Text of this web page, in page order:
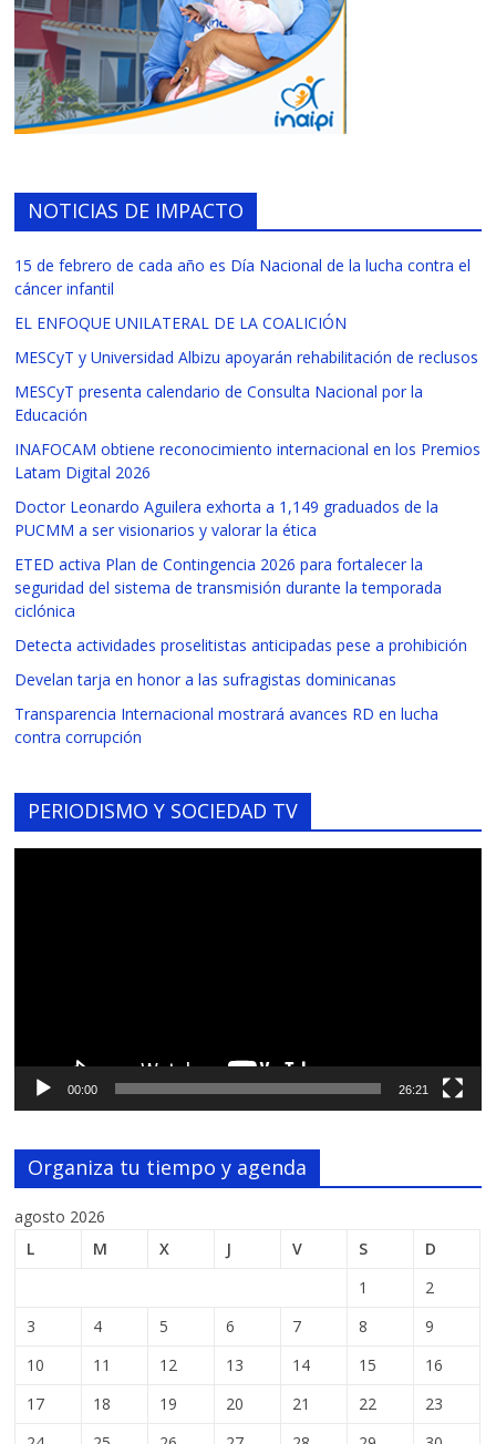
NOTICIAS DE IMPACTO
15 de febrero de cada año es Día Nacional de la lucha contra el
cáncer infantil
EL ENFOQUE UNILATERAL DE LA COALICIÓN
MESCyT y Universidad Albizu apoyarán rehabilitación de reclusos
MESCyT presenta calendario de Consulta Nacional por la
Educación
INAFOCAM obtiene reconocimiento internacional en los Premios
Latam Digital 2026
Doctor Leonardo Aguilera exhorta a 1,149 graduados de la
PUCMM a ser visionarios y valorar la ética
ETED activa Plan de Contingencia 2026 para fortalecer la
seguridad del sistema de transmisión durante la temporada
ciclónica
Detecta actividades proselitistas anticipadas pese a prohibición
Develan tarja en honor a las sufragistas dominicanas
Transparencia Internacional mostrará avances RD en lucha
contra corrupción
PERIODISMO Y SOCIEDAD TV
00:00 26:21
Organiza tu tiempo y agenda
agosto 2026
L
M X J V S
D
1
2
3
4 5 6 7 8
9
10
11 12 13 14 15
16
17
18 19 20 21 22
23